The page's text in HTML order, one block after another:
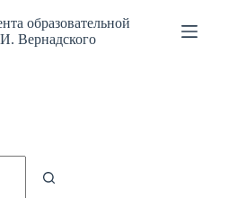
образовательной
Вернадского